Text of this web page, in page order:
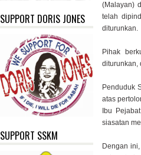
SUPPORT DORIS JONES
SUPPORT SSKM
(Malayan)
telah
diturunkan.
Pihak
diturunkan,
Penduduk
atas
Ibu
siasatan
Dengan